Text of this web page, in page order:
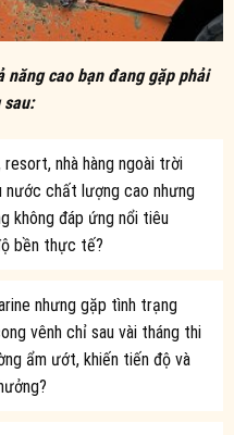
năng cao bạn đang gặp phải
nhà hàng ngoài trời
nước chất lượng cao nhưng
không đáp ứng nổi tiêu
bền thực tế?
nhưng gặp tình trạng
vênh chỉ sau vài tháng thi
ẩm ướt, khiến tiến độ và